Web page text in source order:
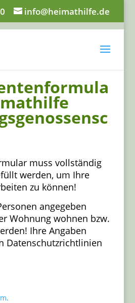
info@heimathilfe.de
muss vollständig
werden, um Ihre
zu können!
angegeben
Wohnung wohnen bzw.
Ihre Angaben
Datenschutzrichtlinien
.